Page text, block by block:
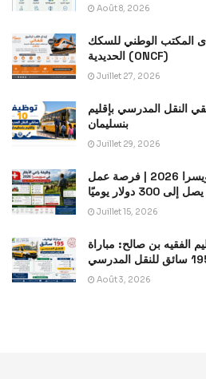
Août 8, 2026
المكتب الوطني للسكك
الحديدية (ONCF)
Juillet 27, 2026
توظيف 10 سائقي النقل المدرسي بإقليم
بنسليمان
Juillet 29, 2026
وظيفة راعي الأبقار في سويسرا 2026 | فرصة عمل
300 دولار يوميًا
Juillet 15, 2026
الفقيه بن صالح: مباراة
Août 3, 2026